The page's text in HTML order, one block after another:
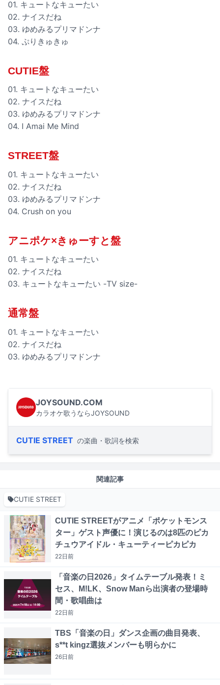
01. キュートなキューたい
02. ナイスだね
03. ゆめみるプリマドンナ
04. ぷりきゅきゅ
CUTIE盤
01. キュートなキューたい
02. ナイスだね
03. ゆめみるプリマドンナ
04. I Amai Me Mind
STREET盤
01. キュートなキューたい
02. ナイスだね
03. ゆめみるプリマドンナ
04. Crush on you
アニポケ×きゅーすと盤
01. キュートなキューたい
02. ナイスだね
03. キュートなキューたい -TV size-
通常盤
01. キュートなキューたい
02. ナイスだね
03. ゆめみるプリマドンナ
JOYSOUND.COM
カラオケ歌うならJOYSOUND
CUTIE STREET の楽曲・歌詞を検索
関連記事
CUTIE STREET
CUTIE STREETがアニメ「ポケットモンス
ター」ゲスト声優に！演じるのは8匹のピカ
チュウアイドル・キューティーピカピカ
22日前
「音楽の日2026」タイムテーブル発表！ミ
セス、M!LK、Snow Manら出演者の登場時
間・歌唱曲は
22日前
TBS「音楽の日」ダンス企画の曲目発表、
s**t kingz選抜メンバーも明らかに
26日前